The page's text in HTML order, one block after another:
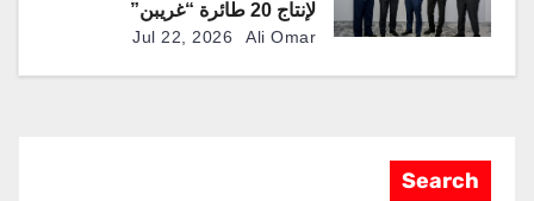
لإنتاج 20 طائرة “غريبن”
إضافية في البرازيل
Jul 22, 2026 Ali Omar
Search